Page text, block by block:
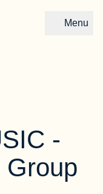
Menu
-
Group